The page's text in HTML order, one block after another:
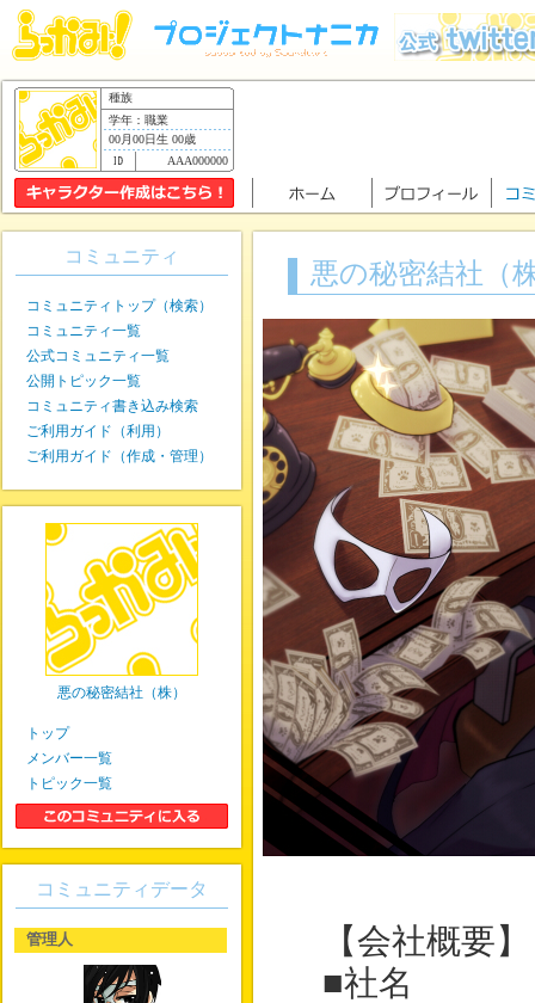
種族
学年：職業
00月00日生 00歳
AAA000000
悪の秘密結社（
【会社概要】
■社名
コミュニティ
コミュニティトップ（検索）
コミュニティ一覧
公式コミュニティ一覧
公開トピック一覧
コミュニティ書き込み検索
ご利用ガイド（利用）
ご利用ガイド（作成・管理）
悪の秘密結社（株）
トップ
メンバー一覧
トピック一覧
コミュニティデータ
管理人